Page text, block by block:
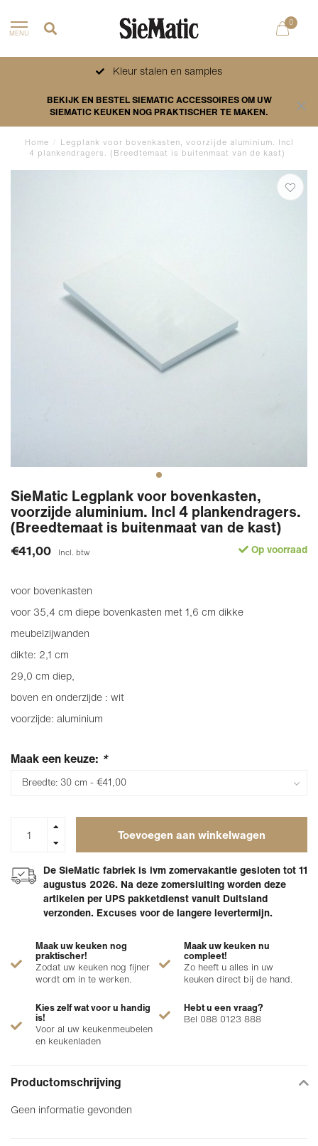
MENU
0
Kleur stalen en samples
BEKIJK EN BESTEL SIEMATIC ACCESSOIRES OM UW
SIEMATIC KEUKEN NOG PRAKTISCHER TE MAKEN.
Home
Legplank voor bovenkasten, voorzijde aluminium. Incl
4 plankendragers. (Breedtemaat is buitenmaat van de kast)
SieMatic Legplank voor bovenkasten,
voorzijde aluminium. Incl 4 plankendragers.
(Breedtemaat is buitenmaat van de kast)
€41,00 Incl. btw Op voorraad
voor bovenkasten
voor 35,4 cm diepe bovenkasten met 1,6 cm dikke
meubelzijwanden
dikte: 2,1 cm
29,0 cm diep,
boven en onderzijde : wit
voorzijde: aluminium
Maak een keuze: *
Toevoegen aan winkelwagen
De SieMatic fabriek is ivm zomervakantie gesloten tot 11
augustus 2026. Na deze zomersluiting worden deze
artikelen per UPS pakketdienst vanuit Duitsland
verzonden. Excuses voor de langere levertermijn.
Maak uw keuken nog
praktischer!
Zodat uw keuken nog fijner
wordt om in te werken.
Maak uw keuken nu
compleet!
Zo heeft u alles in uw
keuken direct bij de hand.
Kies zelf wat voor u handig
is!
Voor al uw keukenmeubelen
en keukenladen
Hebt u een vraag?
Bel 088 0123 888
Productomschrijving
Geen informatie gevonden